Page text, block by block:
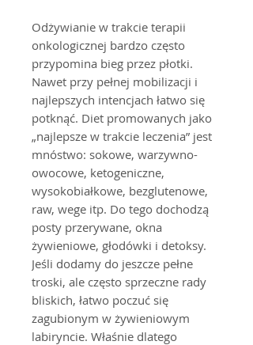
Odżywianie w trakcie terapii
onkologicznej bardzo często
przypomina bieg przez płotki.
Nawet przy pełnej mobilizacji i
najlepszych intencjach łatwo się
potknąć. Diet promowanych jako
„najlepsze w trakcie leczenia” jest
mnóstwo: sokowe, warzywno-
owocowe, ketogeniczne,
wysokobiałkowe, bezglutenowe,
raw, wege itp. Do tego dochodzą
posty przerywane, okna
żywieniowe, głodówki i detoksy.
Jeśli dodamy do jeszcze pełne
troski, ale często sprzeczne rady
bliskich, łatwo poczuć się
zagubionym w żywieniowym
labiryncie. Właśnie dlatego